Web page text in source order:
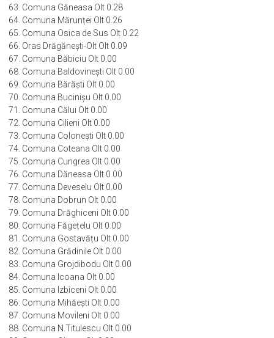
63. Comuna Găneasa Olt 0.28
64. Comuna Mărunței Olt 0.26
65. Comuna Osica de Sus Olt 0.22
66. Oras Drăgănești-Olt Olt 0.09
67. Comuna Băbiciu Olt 0.00
68. Comuna Baldovinești Olt 0.00
69. Comuna Bărăști Olt 0.00
70. Comuna Bucinișu Olt 0.00
71. Comuna Călui Olt 0.00
72. Comuna Cilieni Olt 0.00
73. Comuna Colonești Olt 0.00
74. Comuna Coteana Olt 0.00
75. Comuna Cungrea Olt 0.00
76. Comuna Dăneasa Olt 0.00
77. Comuna Deveselu Olt 0.00
78. Comuna Dobrun Olt 0.00
79. Comuna Drăghiceni Olt 0.00
80. Comuna Făgețelu Olt 0.00
81. Comuna Gostavățu Olt 0.00
82. Comuna Grădinile Olt 0.00
83. Comuna Grojdibodu Olt 0.00
84. Comuna Icoana Olt 0.00
85. Comuna Izbiceni Olt 0.00
86. Comuna Mihăești Olt 0.00
87. Comuna Movileni Olt 0.00
88. Comuna N.Titulescu Olt 0.00